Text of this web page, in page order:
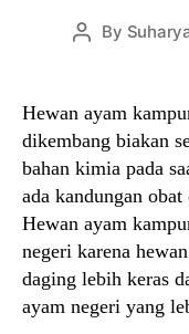
Post
By
Hewan ayam
dikembang biakan
bahan kimia pada
ada kandungan
Hewan ayam
negeri karena
daging lebih keras
ayam negeri yang